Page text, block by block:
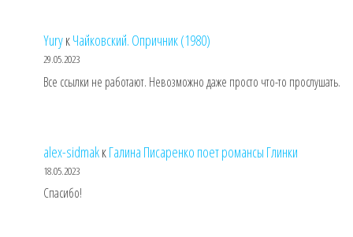
YuryкЧайковский. Опричник (1980)
29.05.2023
Все ссылки не работают. Невозможно даже просто что-то прослушать.
alex-sidmakкГалина Писаренко поет романсы Глинки
18.05.2023
Спасибо!